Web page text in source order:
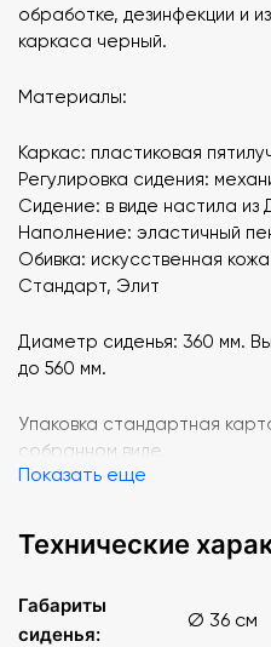
обработке, дезинфекции и
каркаса черный.
Материалы:
Каркас: пластиковая
Регулировка сидения:
Сидение: в виде настила из
Наполнение: эластичный
Обивка: искусственная
Стандарт, Элит
Диаметр сиденья: 360 мм.
до 560 мм.
Упаковка стандартная
собранном виде.
Показать еще
Технические
Габариты
сиденья:
Ø 36 см